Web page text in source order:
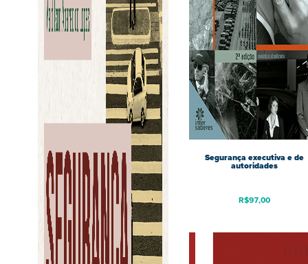
Segurança executiva e de
autoridades
R$97,00